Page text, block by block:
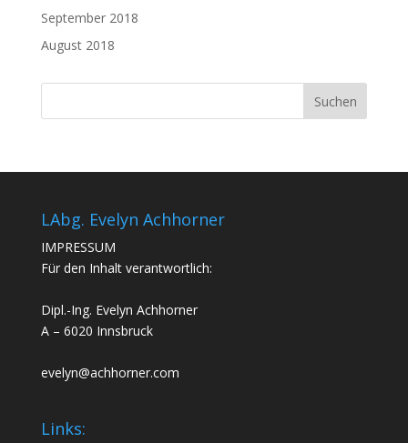
September 2018
August 2018
LAbg. Evelyn Achhorner
IMPRESSUM
Für den Inhalt verantwortlich:
Dipl.-Ing. Evelyn Achhorner
A – 6020 Innsbruck
evelyn@achhorner.com
Links: